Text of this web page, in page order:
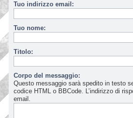
Tuo indirizzo email:
Tuo nome:
Titolo:
Corpo del messaggio:
Questo messaggio sarà spedito in testo
codice HTML o BBCode. L’indirizzo di
email.